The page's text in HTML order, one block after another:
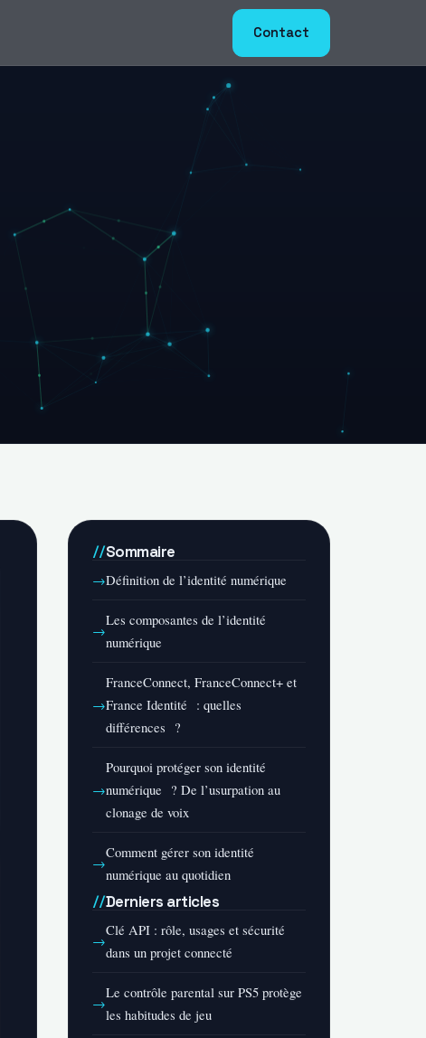
Contact
Sommaire
Définition de l’identité numérique
Les composantes de l’identité
numérique
FranceConnect, FranceConnect+ et
France Identité : quelles
différences ?
Pourquoi protéger son identité
numérique ? De l’usurpation au
clonage de voix
Comment gérer son identité
numérique au quotidien
Derniers articles
Clé API : rôle, usages et sécurité
dans un projet connecté
Le contrôle parental sur PS5 protège
les habitudes de jeu